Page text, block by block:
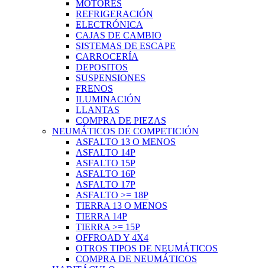
MOTORES
REFRIGERACIÓN
ELECTRÓNICA
CAJAS DE CAMBIO
SISTEMAS DE ESCAPE
CARROCERÍA
DEPOSITOS
SUSPENSIONES
FRENOS
ILUMINACIÓN
LLANTAS
COMPRA DE PIEZAS
NEUMÁTICOS DE COMPETICIÓN
ASFALTO 13 O MENOS
ASFALTO 14P
ASFALTO 15P
ASFALTO 16P
ASFALTO 17P
ASFALTO >= 18P
TIERRA 13 O MENOS
TIERRA 14P
TIERRA >= 15P
OFFROAD Y 4X4
OTROS TIPOS DE NEUMÁTICOS
COMPRA DE NEUMÁTICOS